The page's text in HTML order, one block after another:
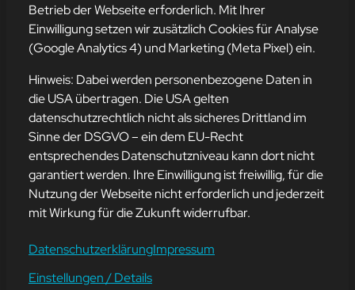
Adresse
mission-webstyle oHG
Bürgermeister-Regitz-Straße 40
66539 Neunkirchen
E-Mail:kontakt@mission-webstyle.de
Navigation
Webseitenerstellung
Webseite mieten
Webseiten Betreuung
Über Uns
Kontakt
Leistungen
Betrieb der Webseite erforderlich. Mit Ihrer
Einwilligung setzen wir zusätzlich Cookies für Analyse
(Google Analytics 4) und Marketing (Meta Pixel) ein.
Hinweis: Dabei werden personenbezogene Daten in
die USA übertragen. Die USA gelten
datenschutzrechtlich nicht als sicheres Drittland im
Sinne der DSGVO – ein dem EU-Recht
entsprechendes Datenschutzniveau kann dort nicht
garantiert werden. Ihre Einwilligung ist freiwillig, für die
Nutzung der Webseite nicht erforderlich und jederzeit
mit Wirkung für die Zukunft widerrufbar.
DatenschutzerklärungImpressum
Einstellungen / Details